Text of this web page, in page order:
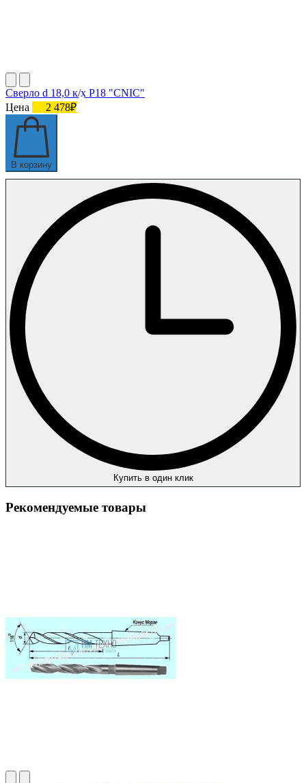
Сверло d 18,0 к/х Р18 "CNIC"
Цена
2 478₽
В корзину
Купить в один клик
Рекомендуемые товары